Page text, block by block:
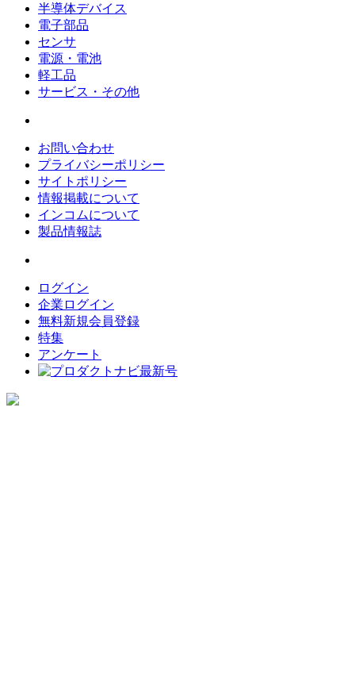
半導体デバイス
電子部品
センサ
電源・電池
軽工品
サービス・その他
お問い合わせ
プライバシーポリシー
サイトポリシー
情報掲載について
インコムについて
製品情報誌
ログイン
企業ログイン
無料新規会員登録
特集
アンケート